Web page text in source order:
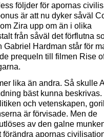
följder för apornas
är att nu dyker såväl
Zira upp om än i olika
från såväl det förflutna
Hardman står för
prequeln till filmen Rise
lika än andra. Så skulle
bäst kunna beskrivas.
och vetenskapen,
är förvisade. Men de
av den galne
apornas